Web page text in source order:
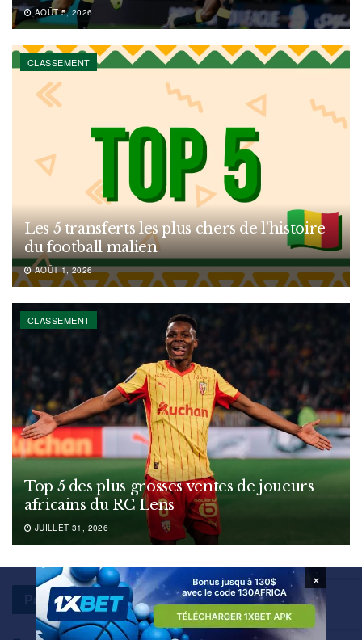
AOÛT 5, 2026
CLASSEMENT
Les 5 transferts les plus chers de l’histoire
du football malien
AOÛT 1, 2026
CLASSEMENT
Top 5 des plus grosses ventes de joueurs
africains du RC Lens
JUILLET 31, 2026
Pays :
×